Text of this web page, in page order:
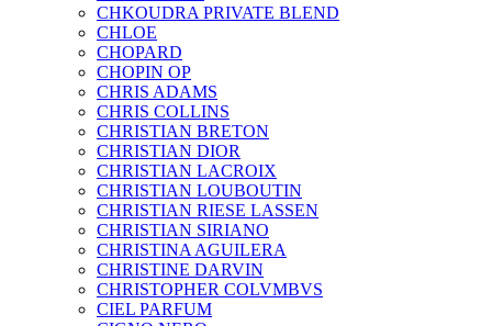
CHKOUDRA PRIVATE BLEND
CHLOE
CHOPARD
CHOPIN OP
CHRIS ADAMS
CHRIS COLLINS
CHRISTIAN BRETON
CHRISTIAN DIOR
CHRISTIAN LACROIX
CHRISTIAN LOUBOUTIN
CHRISTIAN RIESE LASSEN
CHRISTIAN SIRIANO
CHRISTINA AGUILERA
CHRISTINE DARVIN
CHRISTOPHER COLVMBVS
CIEL PARFUM